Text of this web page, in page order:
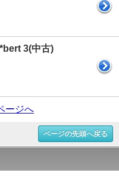
3(中古)
ージへ
ページの先頭へ戻る